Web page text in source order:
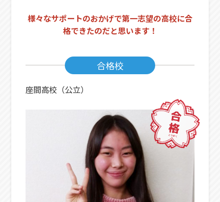
様々なサポートのおかげで第一志望の高校に合
格できたのだと思います！
合格校
座間高校（公立）